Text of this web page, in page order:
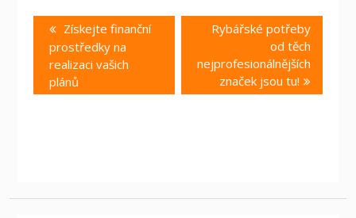
Navigace
pro
příspěvek
Previous
post:
Získejte finanční
prostředky na
realizaci vašich
plánů
Next
Rybářské potřeby
od těch
nejprofesionálnějších
značek jsou tu!